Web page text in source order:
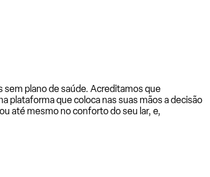
sem plano de saúde. Acreditamos que
plataforma que coloca nas suas mãos a decisão
até mesmo no conforto do seu lar, e,